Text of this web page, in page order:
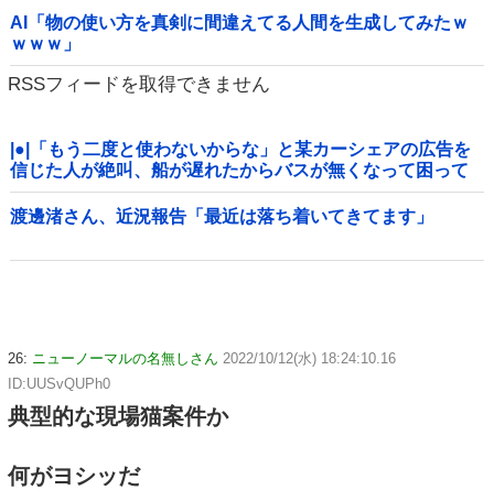
AI「物の使い方を真剣に間違えてる人間を生成してみたｗ
ｗｗｗ」
RSSフィードを取得できません
|●|「もう二度と使わないからな」と某カーシェアの広告を
信じた人が絶叫、船が遅れたからバスが無くなって困って
たりこの看板が…
渡邊渚さん、近況報告「最近は落ち着いてきてます」
26: ニューノーマルの名無しさん 2022/10/12(水) 18:24:10.16
ID:UUSvQUPh0
典型的な現場猫案件か
何がヨシッだ